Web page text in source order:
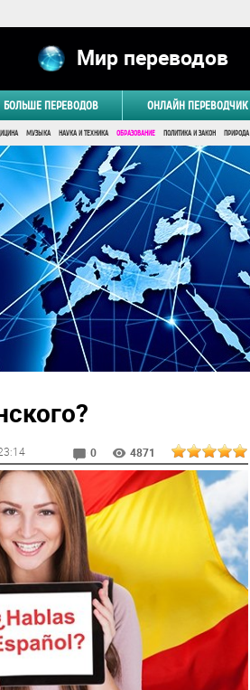
Мир переводов
БОЛЬШЕ ПЕРЕВОДОВ ОНЛАЙН ПЕРЕВОДЧИК
МУЗЫКА НАУКА И ТЕХНИКА ОБРАЗОВАНИЕ ПОЛИТИКА И ЗАКОН ПРИРОДА
23:14 0 4871